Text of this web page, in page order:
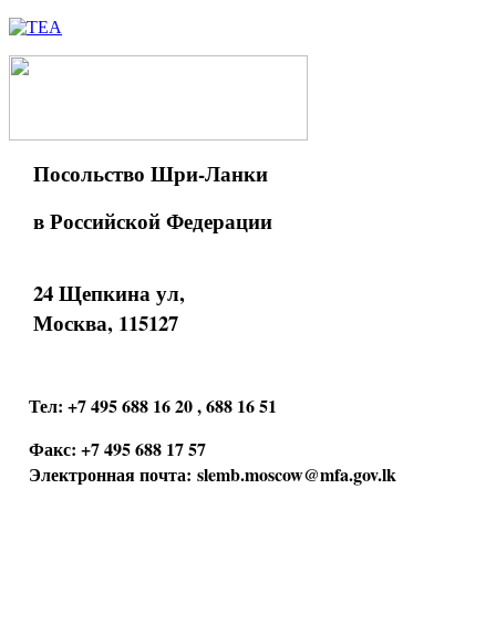
Посольство Шри-Ланки
в Российской Федерации
24 Щепкина ул,
Москва, 115127
Тел: +7 495 688 16 20 , 688 16 51
Факс: +7 495 688 17 57
Электронная почта: slemb.moscow@mfa.gov.lk